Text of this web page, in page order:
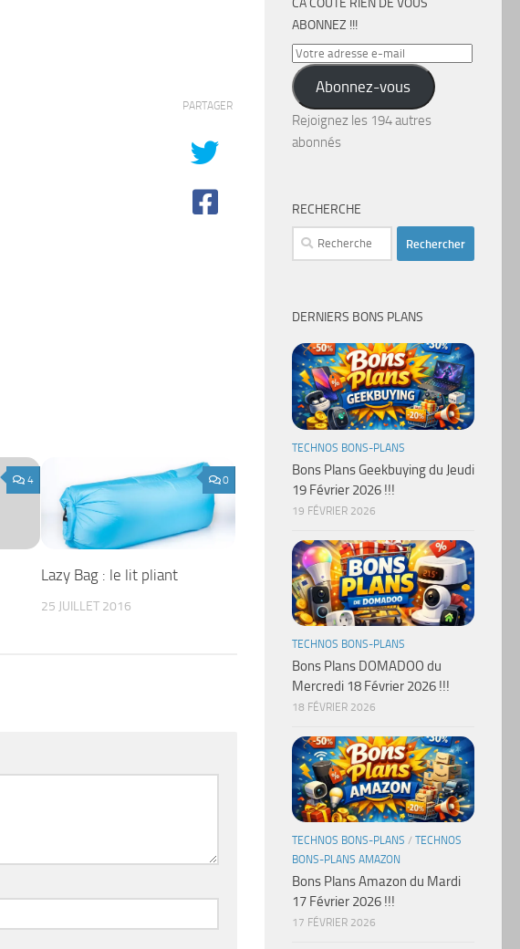
PARTAGER
4 0
Lazy Bag : le lit pliant
25 JUILLET 2016
CA COÛTE RIEN DE VOUS
ABONNEZ !!!
Votre
adresse
e-
mail
Abonnez-vous
Rejoignez les 194 autres
abonnés
RECHERCHE
Rechercher :
DERNIERS BONS PLANS
TECHNOS BONS-PLANS
Bons Plans Geekbuying du Jeudi
19 Février 2026 !!!
19 FÉVRIER 2026
TECHNOS BONS-PLANS
Bons Plans DOMADOO du
Mercredi 18 Février 2026 !!!
18 FÉVRIER 2026
TECHNOS BONS-PLANS / TECHNOS
BONS-PLANS AMAZON
Bons Plans Amazon du Mardi
17 Février 2026 !!!
17 FÉVRIER 2026